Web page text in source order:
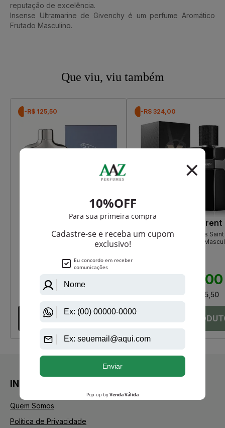
reputação de excelência.
Insense Ultramarine de Givenchy é um perfume Aromático
Frutado Masculino.
Que viu, viu também
-R$ 125,50
Jaguar Classic Eau De Toilette
R$ 420,00
R$ 294,50
-R$ 324,00
Yves Saint Laurent
Y Le Parfum De Yves Saint
Laurent Eau De Parfum
R$ 1.026,00
R$ 85,50
INSTITUCIONAL
Quem Somos
Política de Privacidade